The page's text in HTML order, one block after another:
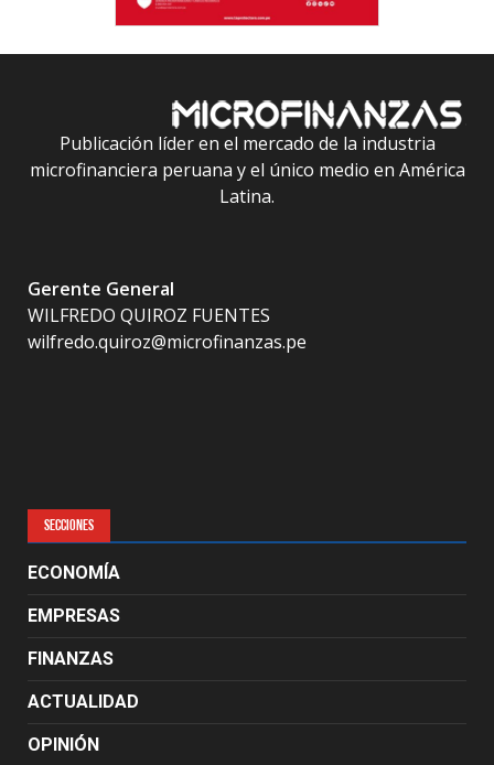
Publicación líder en el mercado de la industria
microfinanciera peruana y el único medio en América
Latina.
Gerente General
WILFREDO QUIROZ FUENTES
wilfredo.quiroz@microfinanzas.pe
SECCIONES
ECONOMÍA
EMPRESAS
FINANZAS
ACTUALIDAD
OPINIÓN